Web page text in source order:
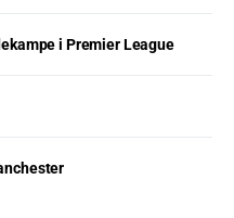
i Premier League